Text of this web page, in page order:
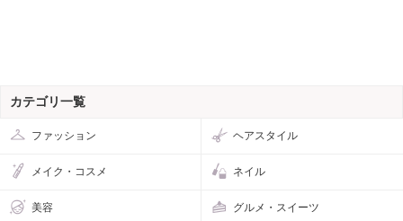
カテゴリ一覧
ファッション ヘアスタイル
メイク・コスメ ネイル
美容 グルメ・スイーツ